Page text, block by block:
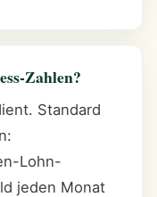
Zahlen?
Standard
Lohn-
jeden Monat